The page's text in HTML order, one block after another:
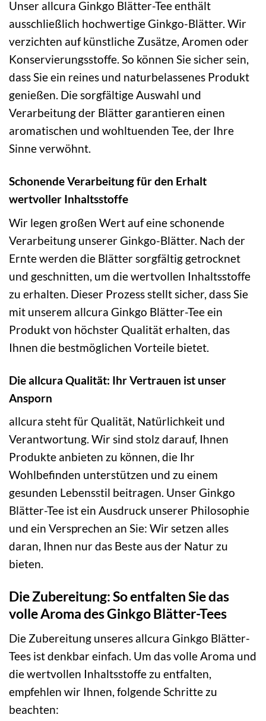
Unser allcura Ginkgo Blätter-Tee enthält
ausschließlich hochwertige Ginkgo-Blätter. Wir
verzichten auf künstliche Zusätze, Aromen oder
Konservierungsstoffe. So können Sie sicher sein,
dass Sie ein reines und naturbelassenes Produkt
genießen. Die sorgfältige Auswahl und
Verarbeitung der Blätter garantieren einen
aromatischen und wohltuenden Tee, der Ihre
Sinne verwöhnt.
Schonende Verarbeitung für den Erhalt
wertvoller Inhaltsstoffe
Wir legen großen Wert auf eine schonende
Verarbeitung unserer Ginkgo-Blätter. Nach der
Ernte werden die Blätter sorgfältig getrocknet
und geschnitten, um die wertvollen Inhaltsstoffe
zu erhalten. Dieser Prozess stellt sicher, dass Sie
mit unserem allcura Ginkgo Blätter-Tee ein
Produkt von höchster Qualität erhalten, das
Ihnen die bestmöglichen Vorteile bietet.
Die allcura Qualität: Ihr Vertrauen ist unser
Ansporn
allcura steht für Qualität, Natürlichkeit und
Verantwortung. Wir sind stolz darauf, Ihnen
Produkte anbieten zu können, die Ihr
Wohlbefinden unterstützen und zu einem
gesunden Lebensstil beitragen. Unser Ginkgo
Blätter-Tee ist ein Ausdruck unserer Philosophie
und ein Versprechen an Sie: Wir setzen alles
daran, Ihnen nur das Beste aus der Natur zu
bieten.
Die Zubereitung: So entfalten Sie das
volle Aroma des Ginkgo Blätter-Tees
Die Zubereitung unseres allcura Ginkgo Blätter-
Tees ist denkbar einfach. Um das volle Aroma und
die wertvollen Inhaltsstoffe zu entfalten,
empfehlen wir Ihnen, folgende Schritte zu
beachten: